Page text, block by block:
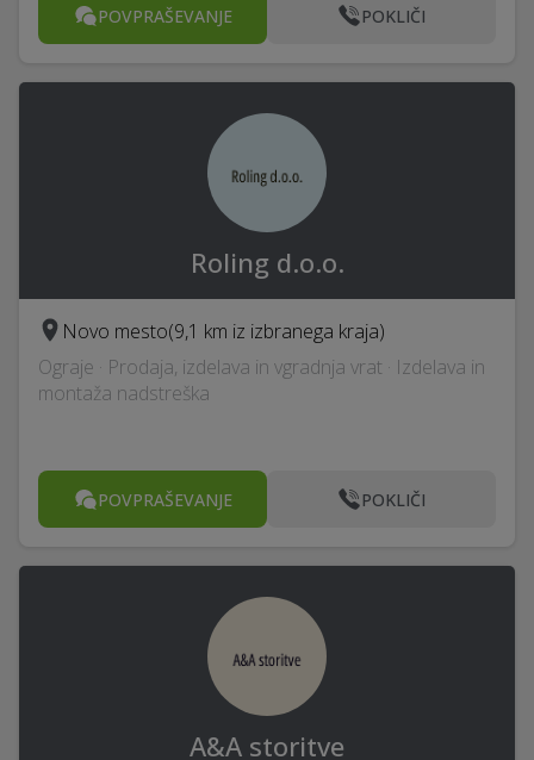
POVPRAŠEVANJE POKLIČI
Roling d.o.o.
Novo mesto(9,1 km iz izbranega kraja)
Ograje · Prodaja, izdelava in vgradnja vrat · Izdelava in
montaža nadstreška
POVPRAŠEVANJE POKLIČI
A&A storitve